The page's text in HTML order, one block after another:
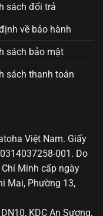
sách đổi trả
về bảo hành
sách bảo mật
sách thanh toán
Việt Nam. Giấy
001. Do
Minh cấp ngày
Mai, Phường 13,
KDC An Sương,